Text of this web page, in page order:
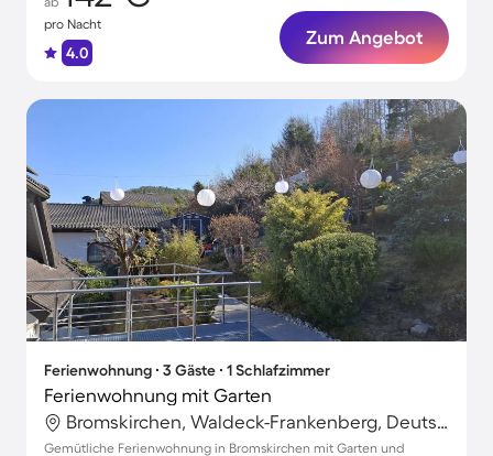
pro Nacht
4.0
Zum Angebot
Ferienwohnung ∙ 3 Gäste ∙ 1 Schlafzimmer
Ferienwohnung mit Garten
Bromskirchen, Waldeck-Frankenberg, Deutschland
Gemütliche Ferienwohnung in Bromskirchen mit Garten und